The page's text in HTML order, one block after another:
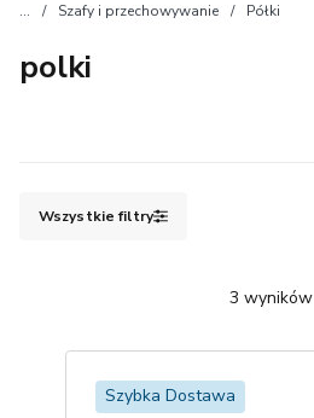
Szafy i przechowywanie Półki
polki
3 wyników
Wszystkie filtry
Szybka Dostawa